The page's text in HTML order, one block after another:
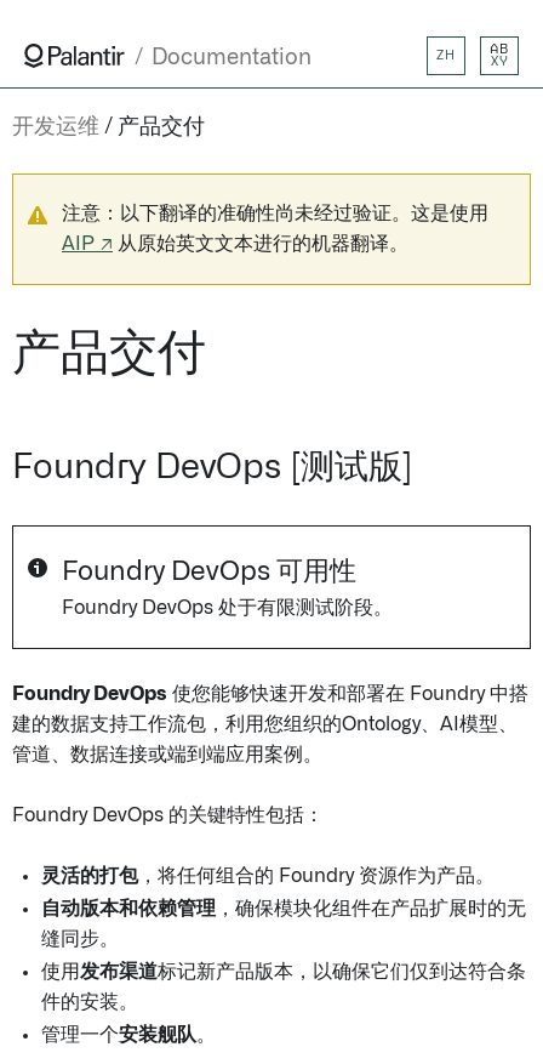
Documentation ZH
AB
XY
开发运维 产品交付
注意：以下翻译的准确性尚未经过验证。这是使用
AIP ↗ 从原始英文文本进行的机器翻译。
产品交付
Foundry DevOps [测试版]
Foundry DevOps 可用性
Foundry DevOps 处于有限测试阶段。
Foundry DevOps 使您能够快速开发和部署在 Foundry 中搭
建的数据支持工作流包，利用您组织的Ontology、AI模型、
管道、数据连接或端到端应用案例。
Foundry DevOps 的关键特性包括：
灵活的打包，将任何组合的 Foundry 资源作为产品。
自动版本和依赖管理 ，确保模块化组件在产品扩展时的无
缝同步。
使用发布渠道标记新产品版本，以确保它们仅到达符合条
件的安装。
管理一个安装舰队。